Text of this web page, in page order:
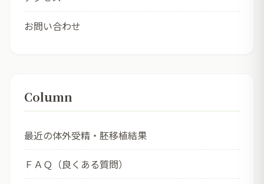
お問い合わせ
Column
最近の体外受精・胚移植結果
ＦＡＱ（良くある質問）